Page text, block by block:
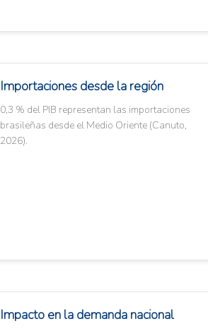
Importaciones desde la región
0,3 % del PIB representan las importaciones
brasileñas desde el Medio Oriente (Canuto,
2026).
Impacto en la demanda nacional